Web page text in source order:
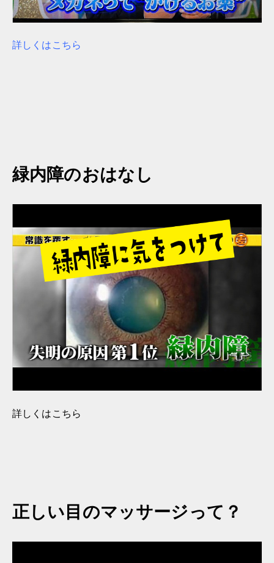
詳しくはこちら
緑内障のおはなし
詳しくはこちら
正しい目のマッサージって？